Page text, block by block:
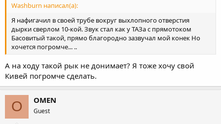
Washburn написал(а):
Я нафигачил в своей трубе вокруг выхлопного отверстия
дырки сверлом 10-кой. Звук стал как у ТАЗа с прямотоком
Басовитый такой, прямо благородно зазвучал мой конек Но
хочется погромче... ..
А на ходу такой рык не донимает? Я тоже хочу свой
Кивей погромче сделать.
O OMEN
Guest